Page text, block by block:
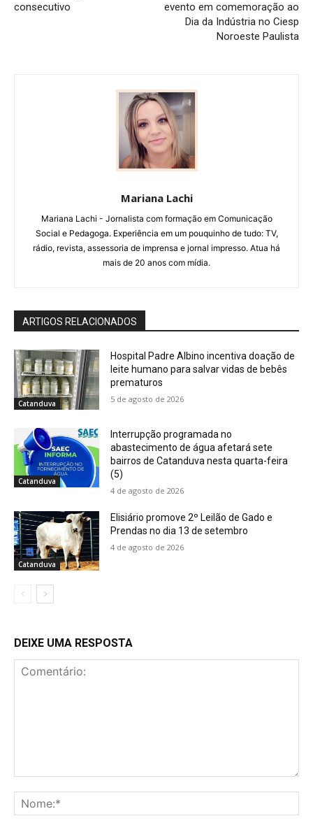
consecutivo
evento em comemoração ao
Dia da Indústria no Ciesp
Noroeste Paulista
Mariana Lachi
Mariana Lachi - Jornalista com formação em Comunicação
Social e Pedagoga. Experiência em um pouquinho de tudo: TV,
rádio, revista, assessoria de imprensa e jornal impresso. Atua há
mais de 20 anos com mídia.
ARTIGOS RELACIONADOS
Catanduva
Hospital Padre Albino incentiva doação de
leite humano para salvar vidas de bebês
prematuros
5 de agosto de 2026
Catanduva
Interrupção programada no
abastecimento de água afetará sete
bairros de Catanduva nesta quarta-feira
(5)
4 de agosto de 2026
Catanduva
Elisiário promove 2º Leilão de Gado e
Prendas no dia 13 de setembro
4 de agosto de 2026
DEIXE UMA RESPOSTA